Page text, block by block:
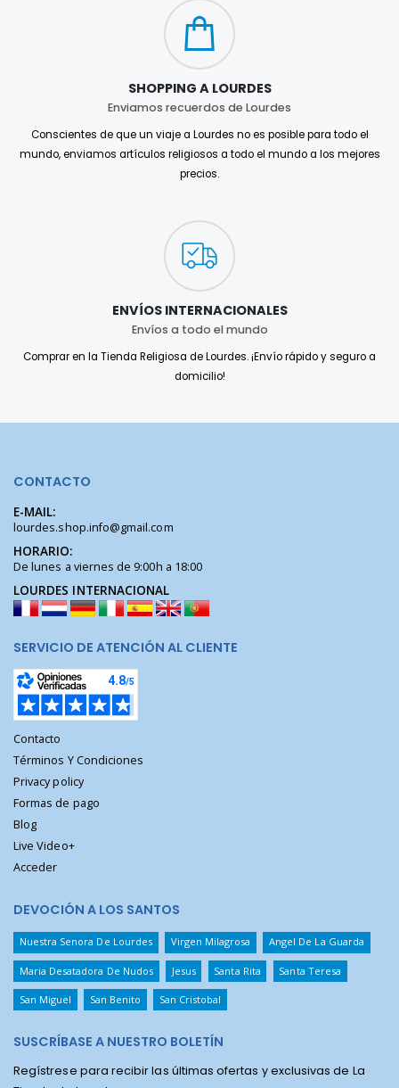
SHOPPING A LOURDES
Enviamos recuerdos de Lourdes
Conscientes de que un viaje a Lourdes no es posible para todo el
mundo, enviamos artículos religiosos a todo el mundo a los mejores
precios.
ENVÍOS INTERNACIONALES
Envíos a todo el mundo
Comprar en la Tienda Religiosa de Lourdes. ¡Envío rápido y seguro a
domicilio!
CONTACTO
E-MAIL:
lourdes.shop.info@gmail.com
HORARIO:
De lunes a viernes de 9:00h a 18:00
LOURDES INTERNACIONAL
SERVICIO DE ATENCIÓN AL CLIENTE
Contacto
Términos Y Condiciones
Privacy policy
Formas de pago
Blog
Live Video+
Acceder
DEVOCIÓN A LOS SANTOS
Nuestra Senora De Lourdes Virgen Milagrosa Angel De La Guarda
Maria Desatadora De Nudos Jesus Santa Rita Santa Teresa
San Miguel San Benito San Cristobal
SUSCRÍBASE A NUESTRO BOLETÍN
Regístrese para recibir las últimas ofertas y exclusivas de La